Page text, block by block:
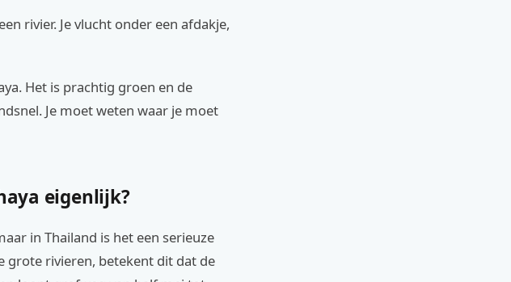
rivier. Je vlucht onder een afdakje,
Het is prachtig groen en de
Je moet weten waar je moet
eigenlijk?
in Thailand is het een serieuze
grote rivieren, betekent dit dat de